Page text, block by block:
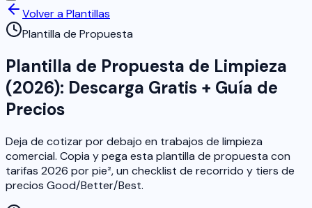
Volver a Plantillas
Plantilla de Propuesta
Plantilla de Propuesta de Limpieza
(2026): Descarga Gratis + Guía de
Precios
Deja de cotizar por debajo en trabajos de limpieza
comercial. Copia y pega esta plantilla de propuesta con
tarifas 2026 por pie², un checklist de recorrido y tiers de
precios Good/Better/Best.